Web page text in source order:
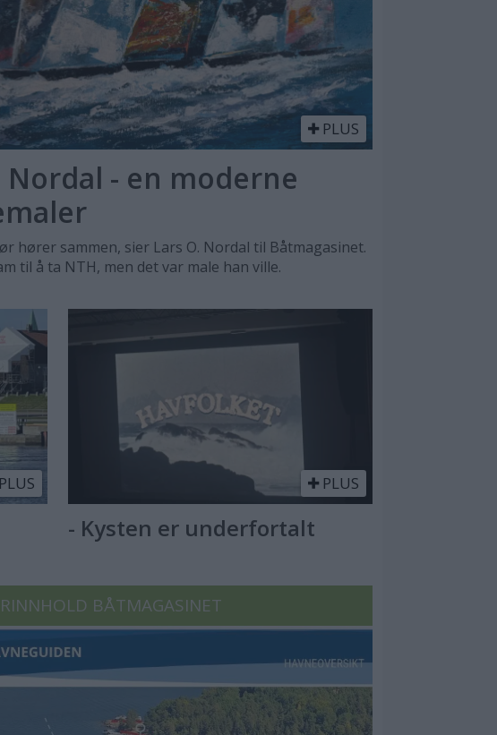
PLUS
Nordal - en moderne
hører sammen, sier Lars O. Nordal til Båtmagasinet.
til å ta NTH, men det var male han ville.
PLUS
- Kysten er underfortalt
BÅTMAGASINET